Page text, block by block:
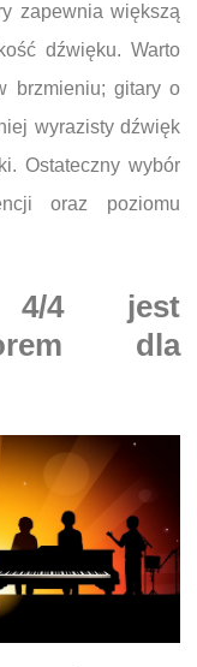
zapewnia większą
dźwięku. Warto
brzmieniu; gitary o
wyrazisty dźwięk
Ostateczny wybór
oraz poziomu
4/4 jest
dla